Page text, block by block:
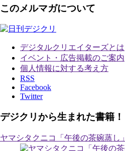
このメルマガについて
デジタルクリエイターズとは
イベント・広告掲載のご案内
個人情報に対する考え方
RSS
Facebook
Twitter
デジクリから生まれた書籍！
ヤマシタクニコ「午後の茶碗蒸し」